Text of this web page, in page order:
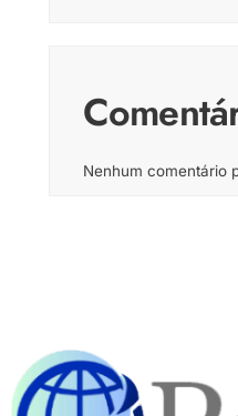
Nenhum comentário